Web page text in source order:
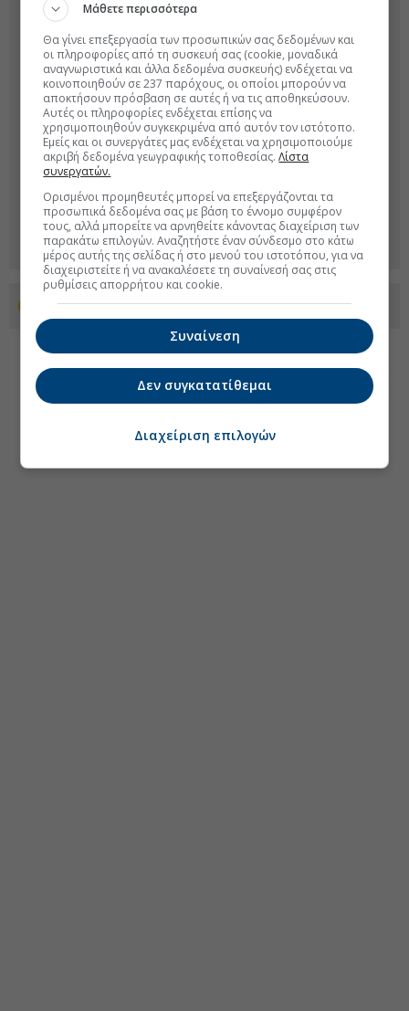
Προσθέστε το euro2day.gr στο Discover
Μάθετε περισσότερα
Θα γίνει επεξεργασία των προσωπικών σας δεδομένων και
οι πληροφορίες από τη συσκευή σας (cookie, μοναδικά
αναγνωριστικά και άλλα δεδομένα συσκευής) ενδέχεται να
κοινοποιηθούν σε 237 παρόχους, οι οποίοι μπορούν να
αποκτήσουν πρόσβαση σε αυτές ή να τις αποθηκεύσουν.
Αυτές οι πληροφορίες ενδέχεται επίσης να
χρησιμοποιηθούν συγκεκριμένα από αυτόν τον ιστότοπο.
Εμείς και οι συνεργάτες μας ενδέχεται να χρησιμοποιούμε
ακριβή δεδομένα γεωγραφικής τοποθεσίας.Λίστα
συνεργατών.
Ορισμένοι προμηθευτές μπορεί να επεξεργάζονται τα
προσωπικά δεδομένα σας με βάση το έννομο συμφέρον
τους, αλλά μπορείτε να αρνηθείτε κάνοντας διαχείριση των
παρακάτω επιλογών. Αναζητήστε έναν σύνδεσμο στο κάτω
μέρος αυτής της σελίδας ή στο μενού του ιστοτόπου, για να
διαχειριστείτε ή να ανακαλέσετε τη συναίνεσή σας στις
ρυθμίσεις απορρήτου και cookie.
Συναίνεση
Δεν συγκατατίθεμαι
Διαχείριση επιλογών